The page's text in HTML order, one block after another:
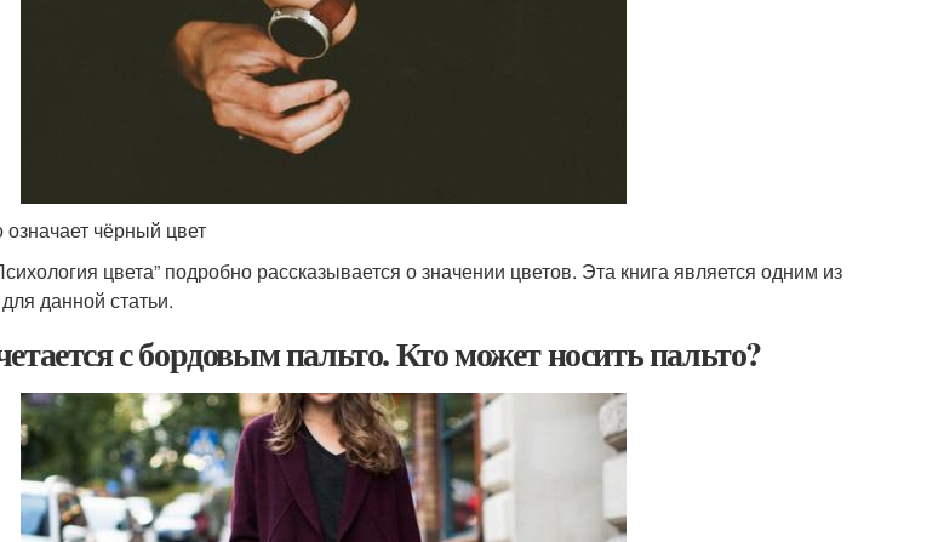
означает чёрный цвет
цвета” подробно рассказывается о значении цветов. Эта книга является одним из
данной статьи.
с бордовым пальто. Кто может носить пальто?